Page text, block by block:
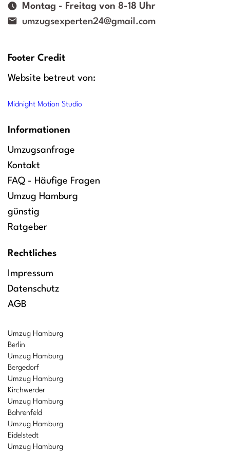
Montag - Freitag von 8-18 Uhr
umzugsexperten24@gmail.com
Footer Credit
Website betreut von:
Midnight Motion Studio
Informationen
Umzugsanfrage
Kontakt
FAQ - Häufige Fragen
Umzug Hamburg
günstig
Ratgeber
Rechtliches
Impressum
Datenschutz
AGB
Umzug Hamburg
Berlin
Umzug Hamburg
Bergedorf
Umzug Hamburg
Kirchwerder
Umzug Hamburg
Bahrenfeld
Umzug Hamburg
Eidelstedt
Umzug Hamburg